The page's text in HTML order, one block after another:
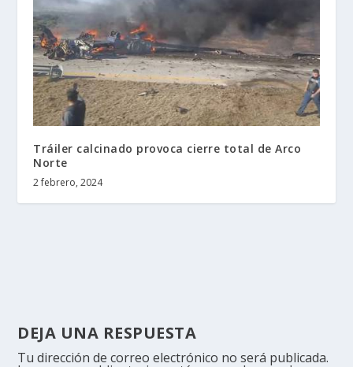
Tráiler calcinado provoca cierre total de Arco
Norte
2 febrero, 2024
DEJA UNA RESPUESTA
Tu dirección de correo electrónico no será publicada.